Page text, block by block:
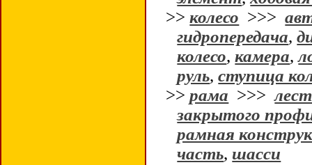
>>колесо >>>
гидропередача,
колесо,камера,
руль,ступица
>>рама >>>
закрытого
рамная
часть, шасси